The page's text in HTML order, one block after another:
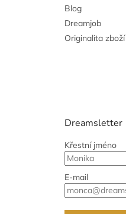
Blog
Dreamjob
Originalita zboží
Dreamsletter
Křestní jméno
E-mail